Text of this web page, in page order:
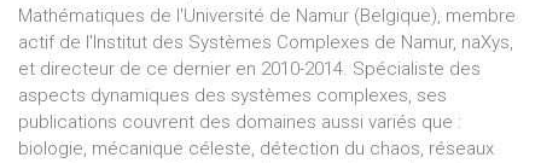
Mathématiques de l'Université de Namur (Belgique), membre
actif de l'Institut des Systèmes Complexes de Namur, naXys,
et directeur de ce dernier en 2010-2014. Spécialiste des
aspects dynamiques des systèmes complexes, ses
publications couvrent des domaines aussi variés que :
biologie, mécanique céleste, détection du chaos, réseaux